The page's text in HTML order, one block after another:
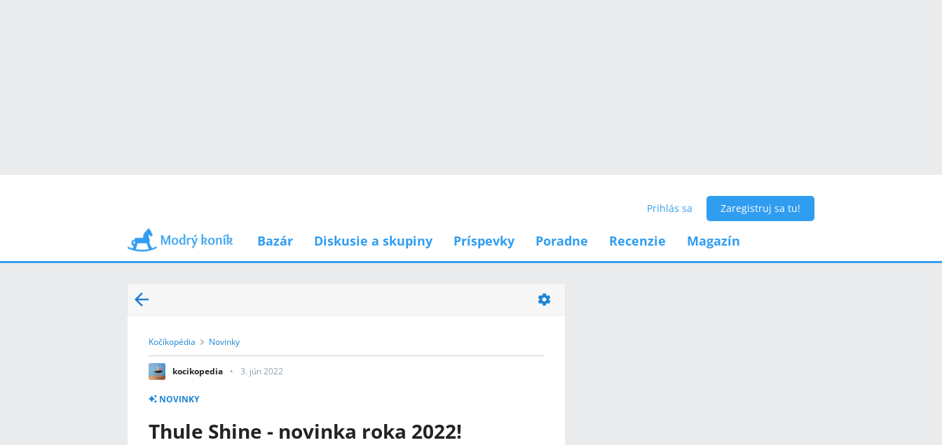
Prihlás sa Zaregistruj sa tu!
Bazár Diskusie a skupiny Príspevky Poradne Recenzie Magazín
Kočíkopédia Novinky
kocikopedia 3. jún 2022
NOVINKY
Thule Shine - novinka roka 2022!